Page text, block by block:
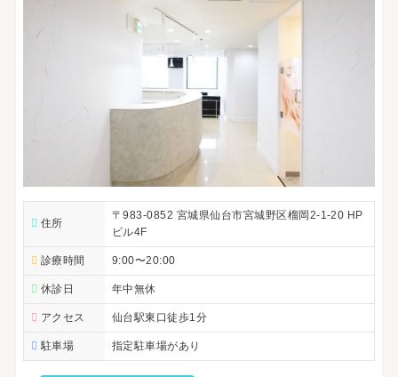
住所
〒983-0852 宮城県仙台市宮城野区榴岡2-1-20 HP
ビル4F
診療時間 9:00〜20:00
休診日 年中無休
アクセス 仙台駅東口徒歩1分
駐車場 指定駐車場があり